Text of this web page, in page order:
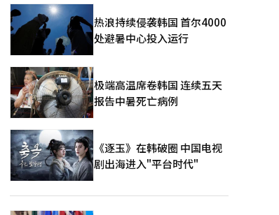
热浪持续侵袭韩国 首尔4000
处避暑中心投入运行
极端高温席卷韩国 连续五天
报告中暑死亡病例
《逐玉》在韩破圈 中国电视
剧出海进入"平台时代"